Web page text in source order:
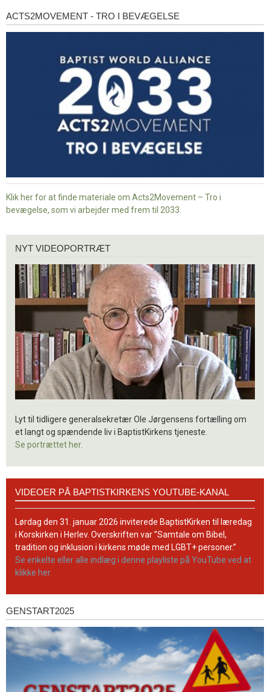
Acts2Movement
-
ACTS2MOVEMENT - TRO I BEVÆGELSE
Klik her for at finde materiale om Acts2Movement – Tro i
bevægelse, som vi arbejder med frem til 2033.
videoportræt
NYT VIDEOPORTRÆT
Lyt til tidligere generalsekretær Ole Jørgensens fortælling om
et langt og spændende liv i BaptistKirkens tjeneste.
Se portrættet her.
BaptistKirkens
YouTube-
kanal
VIDEOER PÅ BAPTISTKIRKENS YOUTUBE-KANAL
Lørdag den 31. januar 2026 inviterede BaptistKirken til læredag
i Korskirken i Herlev. Overskriften var ”Samtale om Bibel,
tradition og inklusion i kirkens møde med LGBT+ personer.”
Se enkelte eller alle indlæg i denne playliste på YouTube ved at
klikke her.
Genstart2025
GENSTART2025